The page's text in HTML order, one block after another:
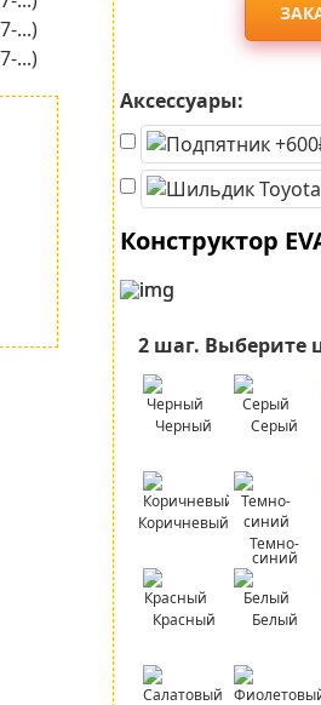
Аксессуары:
Конструктор
2 шаг. Выберите
Черный Серый
Коричневый
Темно-
синий
Красный Белый